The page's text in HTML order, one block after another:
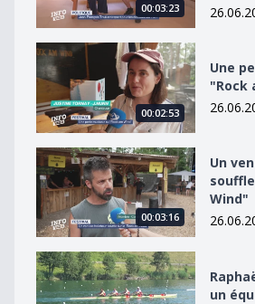
00:03:23
Une perle musicale au
00:02:53
Une
"Rock
Un vent de fraîcheur souffle
00:03:16
Un
Wind"
Raphaël Ahumada dans un
un